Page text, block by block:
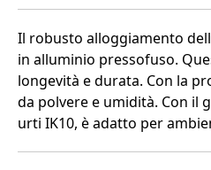
Il robusto alloggiamento
in alluminio pressofuso.
longevità e durata. Con la
da polvere e umidità. Con il
urti IK10, è adatto per